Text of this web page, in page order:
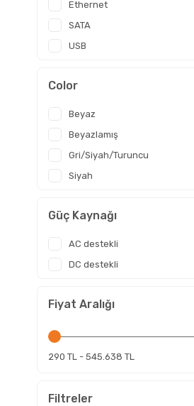
Ethernet
SATA
USB
Color
Beyaz
Beyazlamış
Gri/Siyah/Turuncu
Siyah
Güç Kaynağı
AC destekli
DC destekli
Fiyat Aralığı
290 TL - 545.638 TL
Filtreler